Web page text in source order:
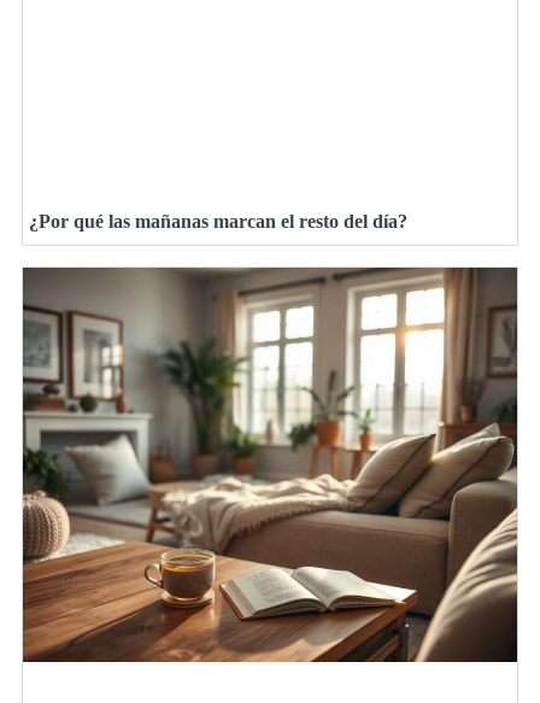
¿Por qué las mañanas marcan el resto del día?